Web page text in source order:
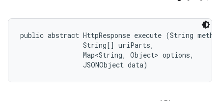
public abstract HttpResponse execute (String
                String[] uriParts,
                Map<String, Object> options,
                JSONObject data)